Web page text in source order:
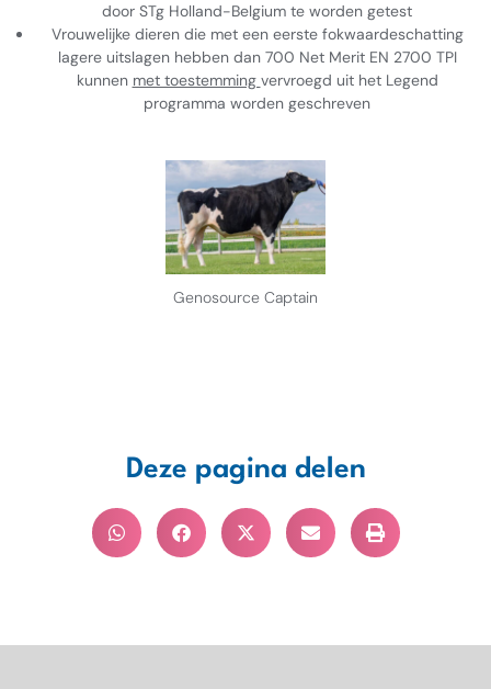
door STg Holland-Belgium te worden getest
Vrouwelijke dieren die met een eerste fokwaardeschatting
lagere uitslagen hebben dan 700 Net Merit EN 2700 TPI
kunnen met toestemming vervroegd uit het Legend
programma worden geschreven
Genosource Captain
Deze pagina delen